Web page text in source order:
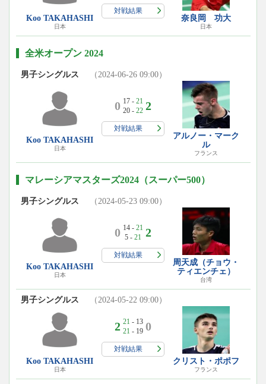
Koo TAKAHASHI
日本
対戦結果
奈良岡 功大
日本
全米オープン 2024
男子シングルス （2024-06-26 09:00）
Koo TAKAHASHI
日本
0 17 - 21
20 - 22 2
対戦結果
アルノー・マーク
ル
フランス
マレーシアマスターズ2024（スーパー500）
男子シングルス （2024-05-23 09:00）
Koo TAKAHASHI
日本
0 14 - 21
5 - 21 2
対戦結果
周天成（チョウ・
ティエンチェ）
台湾
男子シングルス （2024-05-22 09:00）
Koo TAKAHASHI
日本
2 21 - 13
21 - 19 0
対戦結果
クリスト・ポポフ
フランス